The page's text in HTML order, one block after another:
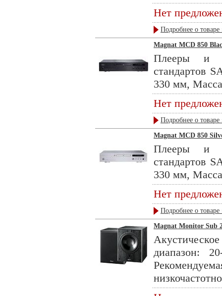
Нет
Подробнее о товаре
Magnat MCD 850
Плееры и
стандартов
330 мм,
Нет
Подробнее о товаре
Magnat MCD 850
Плееры и
стандартов
330 мм,
Нет
Подробнее о товаре
Magnat Monitor Sub
диапазон: